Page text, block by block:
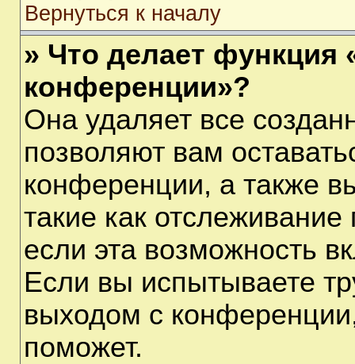
Вернуться к началу
» Что делает функция
конференции»?
Она удаляет все
позволяют вам
конференции, а также
такие как
если эта возможность
Если вы испытываете
выходом с
поможет.